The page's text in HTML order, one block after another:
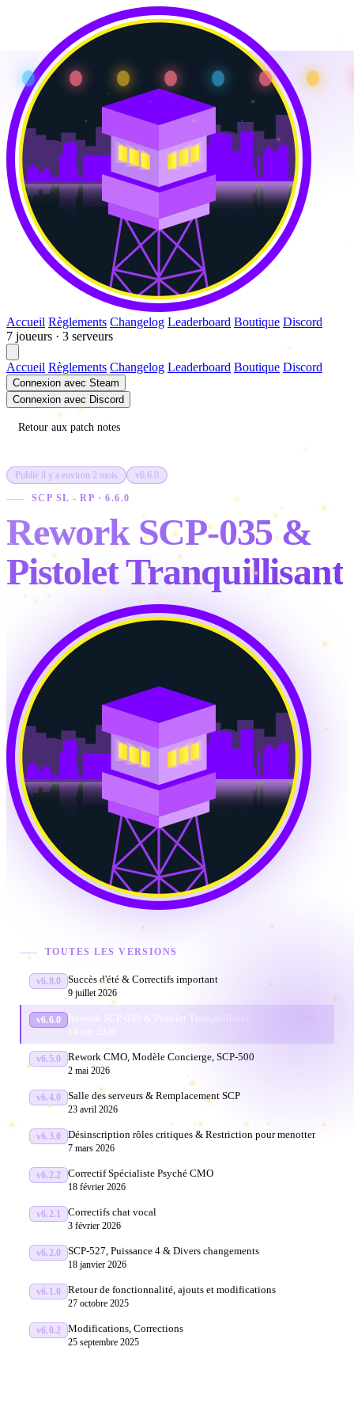
Accueil Règlements Changelog Leaderboard Boutique Discord
7 joueurs · 3 serveurs
Accueil Règlements Changelog Leaderboard Boutique Discord
Connexion avec Steam
Connexion avec Discord
Retour aux patch notes
Publié il y a environ 2 mois v6.6.0
SCP SL - RP · 6.6.0
Rework SCP-035 &
Pistolet Tranquillisant
TOUTES LES VERSIONS
v6.8.0 Succès d'été & Correctifs important
9 juillet 2026
v6.6.0 Rework SCP-035 & Pistolet Tranquillisant
v6.5.0 Rework CMO, Modèle Concierge, SCP-500
2 mai 2026
v6.4.0 Salle des serveurs & Remplacement SCP
23 avril 2026
v6.3.0 Désinscription rôles critiques & Restriction pour menotter
7 mars 2026
v6.2.2 Correctif Spécialiste Psyché CMO
18 février 2026
v6.2.1 Correctifs chat vocal
3 février 2026
v6.2.0 SCP-527, Puissance 4 & Divers changements
18 janvier 2026
v6.1.0 Retour de fonctionnalité, ajouts et modifications
27 octobre 2025
v6.0.2 Modifications, Corrections
25 septembre 2025